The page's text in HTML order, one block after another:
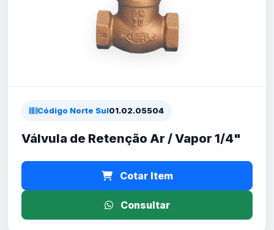
Código Norte Sul01.02.05504
Válvula de Retenção Ar / Vapor 1/4"
Cotar Item
Consultar